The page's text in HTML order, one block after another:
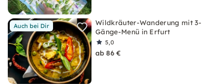
Auch bei Dir
Wildkräuter-Wanderung mit 3-
Gänge-Menü in Erfurt
5,0
ab 86 €